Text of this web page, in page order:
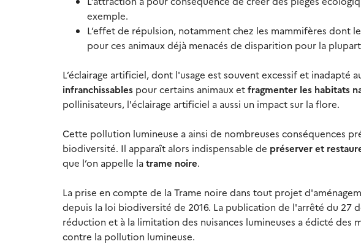
exemple.
L’effet de répulsion, notamment chez les mammifères dont
pour ces animaux déjà menacés de disparition pour la
L’éclairage artificiel, dont l'usage est souvent excessif et inadapté
infranchissables pour certains animaux etfragmenter les habitats
pollinisateurs, l'éclairage artificiel a aussi un impact sur la flore.
Cette pollution lumineuse a ainsi de nombreuses conséquences
biodiversité. Il apparaît alors indispensable de préserver et
que l’on appelle latrame noire.
La prise en compte de la Trame noire dans tout projet
depuis la loi biodiversité de 2016. La publication de l'arrêté du 27
réduction et à la limitation des nuisances lumineuses a édicté
contre la pollution lumineuse.